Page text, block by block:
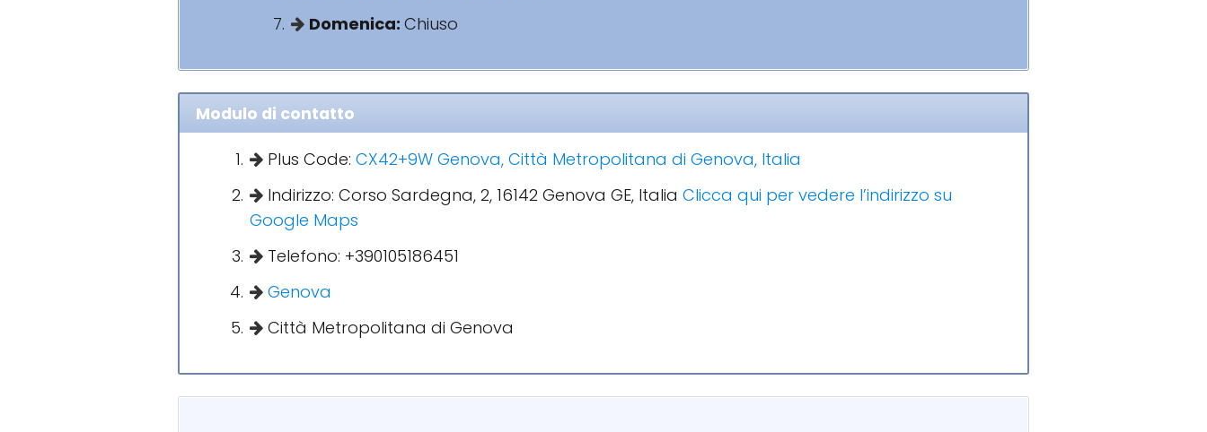
Domenica: Chiuso
Modulo di contatto
Plus Code: CX42+9W Genova, Città Metropolitana di Genova, Italia
Indirizzo: Corso Sardegna, 2, 16142 Genova GE, Italia Clicca qui per vedere l’indirizzo su
Google Maps
Telefono: +390105186451
Genova
Città Metropolitana di Genova